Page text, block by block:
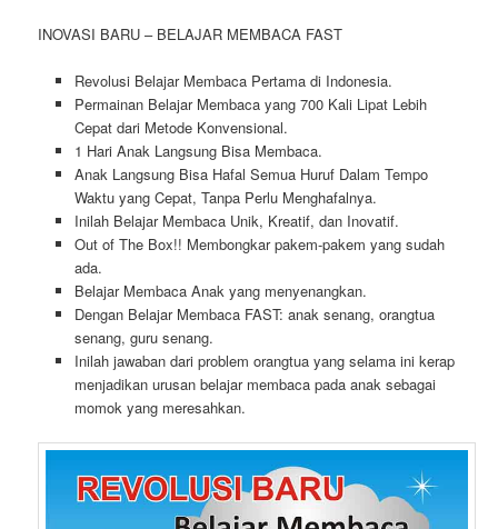
INOVASI BARU – BELAJAR MEMBACA FAST
Revolusi Belajar Membaca Pertama di Indonesia.
Permainan Belajar Membaca yang 700 Kali Lipat Lebih
Cepat dari Metode Konvensional.
1 Hari Anak Langsung Bisa Membaca.
Anak Langsung Bisa Hafal Semua Huruf Dalam Tempo
Waktu yang Cepat, Tanpa Perlu Menghafalnya.
Inilah Belajar Membaca Unik, Kreatif, dan Inovatif.
Out of The Box!! Membongkar pakem-pakem yang sudah
ada.
Belajar Membaca Anak yang menyenangkan.
Dengan Belajar Membaca FAST: anak senang, orangtua
senang, guru senang.
Inilah jawaban dari problem orangtua yang selama ini kerap
menjadikan urusan belajar membaca pada anak sebagai
momok yang meresahkan.